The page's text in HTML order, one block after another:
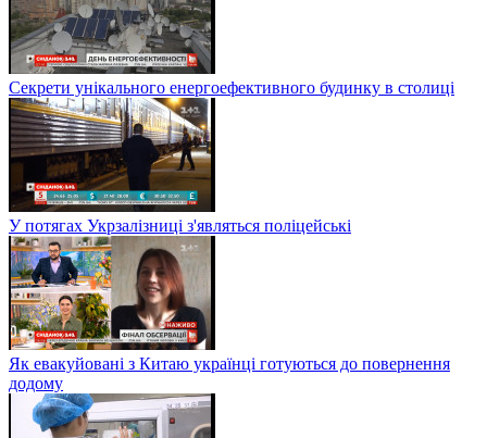
Секрети унікального енергоефективного будинку в столиці
У потягах Укрзалізниці з'являться поліцейські
Як евакуйовані з Китаю українці готуються до повернення
додому